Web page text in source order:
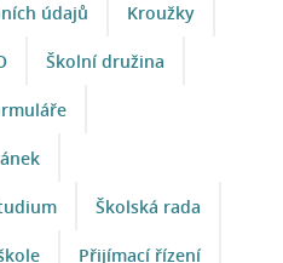
údajů Kroužky
Školní družina
Školská rada
Přijímací řízení